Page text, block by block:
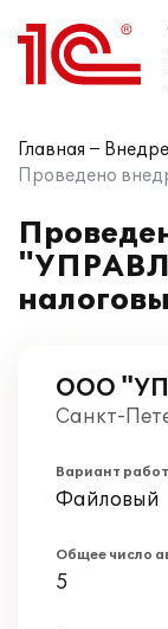
Главная
Проведено
ООО
Санкт-
Вариант
Файловый
Общее число
5